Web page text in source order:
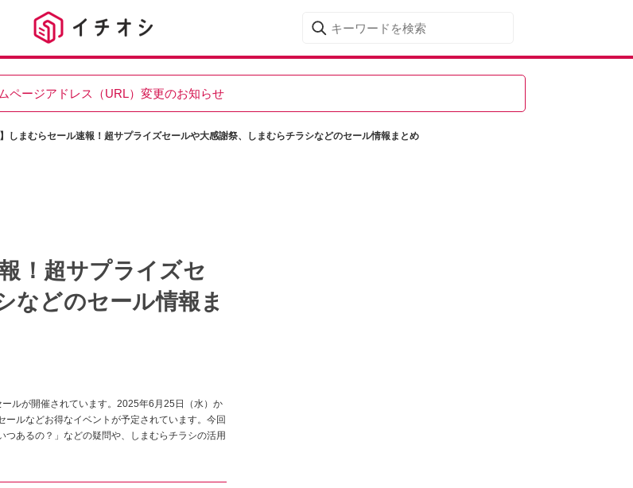
ページアドレス（URL）変更のお知らせ
】しまむらセール速報！超サプライズセールや大感謝祭、しまむらチラシなどのセール情報まとめ
！超サプライズセ
などのセール情報ま
ルが開催されています。2025年6月25日（水）か
ルなどお得なイベントが予定されています。今回
あるの？」などの疑問や、しまむらチラシの活用